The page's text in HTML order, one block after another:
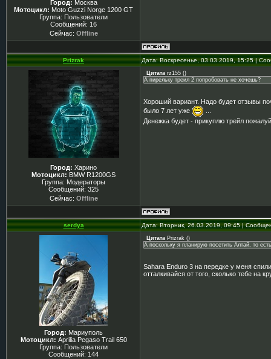
Город: Москва
Мотоцикл: Moto Guzzi Norge 1200 GT
Группа: Пользователи
Сообщений: 16
Сейчас: Offline
Prizrak Дата: Воскресенье, 03.03.2019, 15:25 |
Город: Харино
Мотоцикл: BMW R1200GS
Группа: Модераторы
Сообщений: 325
Сейчас: Offline
Цитата rz155 ()
А пирельку треил 2 попробовать не хочешь?
Хороший вариант. Надо будет отзывы
было 7 лет уже
Денежка будет - прикуплю трейл
serdya Дата: Вторник, 26.03.2019, 09:45 |
Город: Мариуполь
Мотоцикл: Aprilia Pegaso Trail 650
Группа: Пользователи
Сообщений: 144
Цитата Prizrak ()
А поскольку я планирую посетить Алтай, то
Sahara Enduro 3 на передке у меня
отталкивайся от того, сколько тебе на